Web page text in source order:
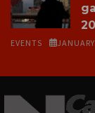
EVENTS